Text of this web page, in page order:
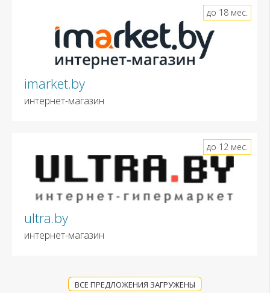
imarket.by
интернет-магазин
до 18 мес.
ultra.by
интернет-магазин
до 12 мес.
ВСЕ ПРЕДЛОЖЕНИЯ ЗАГРУЖЕНЫ